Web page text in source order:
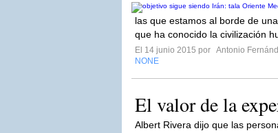
las que estamos al borde de
que ha conocido la civilización
El 14 junio 2015 por Antonio
NONE
El valor de la
Albert Rivera dijo que las